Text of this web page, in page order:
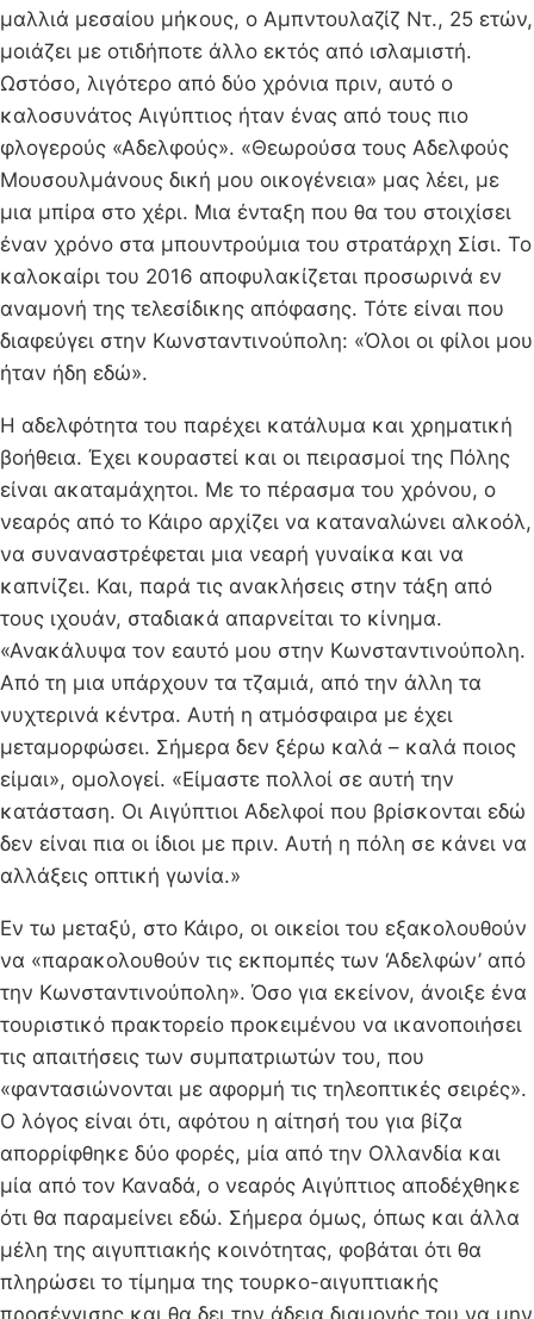
μαλλιά μεσαίου μήκους, ο Αμπντουλαζίζ Ντ., 25 ετών,
μοιάζει με οτιδήποτε άλλο εκτός από ισλαμιστή.
Ωστόσο, λιγότερο από δύο χρόνια πριν, αυτό ο
καλοσυνάτος Αιγύπτιος ήταν ένας από τους πιο
φλογερούς «Αδελφούς». «Θεωρούσα τους Αδελφούς
Μουσουλμάνους δική μου οικογένεια» μας λέει, με
μια μπίρα στο χέρι. Μια ένταξη που θα του στοιχίσει
έναν χρόνο στα μπουντρούμια του στρατάρχη Σίσι. Το
καλοκαίρι του 2016 αποφυλακίζεται προσωρινά εν
αναμονή της τελεσίδικης απόφασης. Τότε είναι που
διαφεύγει στην Κωνσταντινούπολη: «Όλοι οι φίλοι μου
ήταν ήδη εδώ».
Η αδελφότητα του παρέχει κατάλυμα και χρηματική
βοήθεια. Έχει κουραστεί και οι πειρασμοί της Πόλης
είναι ακαταμάχητοι. Με το πέρασμα του χρόνου, ο
νεαρός από το Κάιρο αρχίζει να καταναλώνει αλκοόλ,
να συναναστρέφεται μια νεαρή γυναίκα και να
καπνίζει. Και, παρά τις ανακλήσεις στην τάξη από
τους ιχουάν, σταδιακά απαρνείται το κίνημα.
«Ανακάλυψα τον εαυτό μου στην Κωνσταντινούπολη.
Από τη μια υπάρχουν τα τζαμιά, από την άλλη τα
νυχτερινά κέντρα. Αυτή η ατμόσφαιρα με έχει
μεταμορφώσει. Σήμερα δεν ξέρω καλά – καλά ποιος
είμαι», ομολογεί. «Είμαστε πολλοί σε αυτή την
κατάσταση. Οι Αιγύπτιοι Αδελφοί που βρίσκονται εδώ
δεν είναι πια οι ίδιοι με πριν. Αυτή η πόλη σε κάνει να
αλλάξεις οπτική γωνία.»
Εν τω μεταξύ, στο Κάιρο, οι οικείοι του εξακολουθούν
να «παρακολουθούν τις εκπομπές των ‘Αδελφών’ από
την Κωνσταντινούπολη». Όσο για εκείνον, άνοιξε ένα
τουριστικό πρακτορείο προκειμένου να ικανοποιήσει
τις απαιτήσεις των συμπατριωτών του, που
«φαντασιώνονται με αφορμή τις τηλεοπτικές σειρές».
Ο λόγος είναι ότι, αφότου η αίτησή του για βίζα
απορρίφθηκε δύο φορές, μία από την Ολλανδία και
μία από τον Καναδά, ο νεαρός Αιγύπτιος αποδέχθηκε
ότι θα παραμείνει εδώ. Σήμερα όμως, όπως και άλλα
μέλη της αιγυπτιακής κοινότητας, φοβάται ότι θα
πληρώσει το τίμημα της τουρκο-αιγυπτιακής
προσέγγισης και θα δει την άδεια διαμονής του να μην